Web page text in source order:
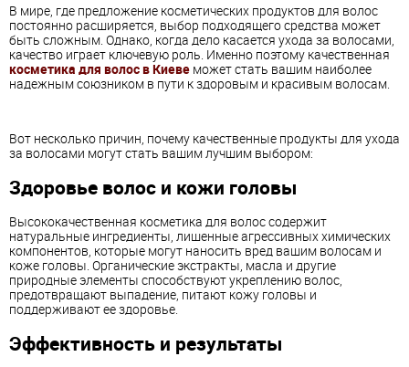
В мире, где предложение косметических продуктов для волос
постоянно расширяется, выбор подходящего средства может
быть сложным. Однако, когда дело касается ухода за волосами,
качество играет ключевую роль. Именно поэтому качественная
косметика для волос в Киеве может стать вашим наиболее
надежным союзником в пути к здоровым и красивым волосам.
Вот несколько причин, почему качественные продукты для ухода
за волосами могут стать вашим лучшим выбором:
Здоровье волос и кожи головы
Высококачественная косметика для волос содержит
натуральные ингредиенты, лишенные агрессивных химических
компонентов, которые могут наносить вред вашим волосам и
коже головы. Органические экстракты, масла и другие
природные элементы способствуют укреплению волос,
предотвращают выпадение, питают кожу головы и
поддерживают ее здоровье.
Эффективность и результаты